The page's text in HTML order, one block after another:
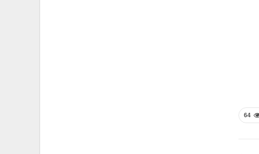
64